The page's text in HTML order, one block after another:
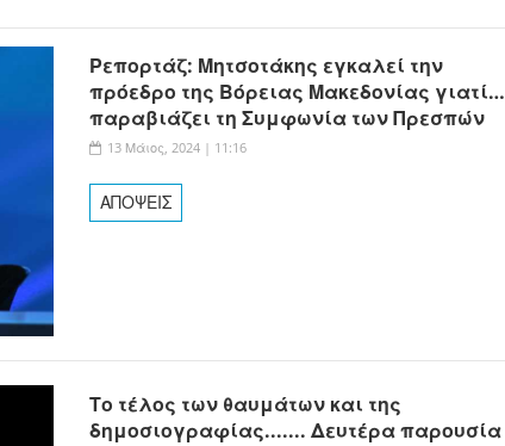
Ρεπορτάζ: Μητσοτάκης εγκαλεί την
πρόεδρο της Βόρειας Μακεδονίας γιατί…
παραβιάζει τη Συμφωνία των Πρεσπών
13 Μάιος, 2024 | 11:16
ΑΠΟΨΕΙΣ
Το τέλος των θαυμάτων και της
δημοσιογραφίας....... Δευτέρα παρουσία